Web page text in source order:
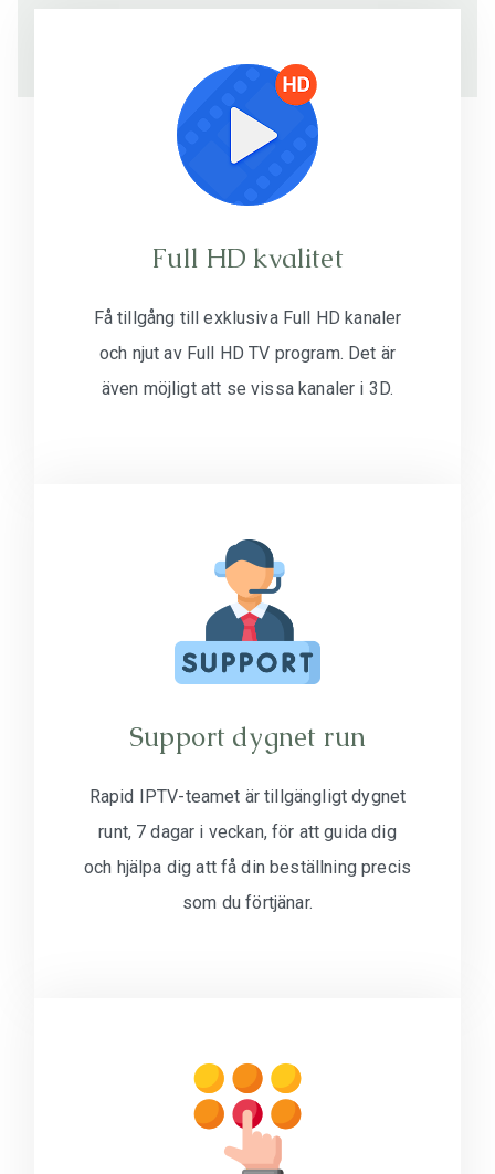
Full HD kvalitet
Få tillgång till exklusiva Full HD kanaler
och njut av Full HD TV program. Det är
även möjligt att se vissa kanaler i 3D.
Support dygnet run
Rapid IPTV-teamet är tillgängligt dygnet
runt, 7 dagar i veckan, för att guida dig
och hjälpa dig att få din beställning precis
som du förtjänar.